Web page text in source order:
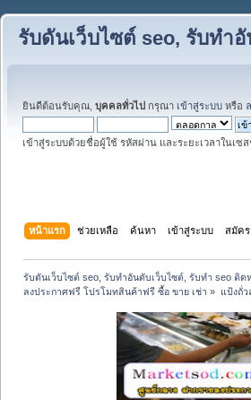
รับดันเว็บไซต์ seo, รับทำ
ยินดีต้อนรับคุณ, บุคคลทั่วไป กรุณา เข้าสู่ระบบ หรือ
เข้าสู่ระบบด้วยชื่อผู้ใช้ รหัสผ่าน และระยะเวลาในเซ
หน้าแรก ช่วยเหลือ ค้นหา เข้าสู่ระบบ สมัค
รับดันเว็บไซต์ seo, รับทำอันดับเว็บไซต์, รับทำ seo ติด
ลงประกาศฟรี โปรโมทสินค้าฟรี ซื้อ ขาย เช่า » แป้งถั่